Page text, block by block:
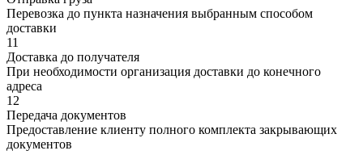
Перевозка до пункта назначения выбранным способом
доставки
11
Доставка до получателя
При необходимости организация доставки до конечного
адреса
12
Передача документов
Предоставление клиенту полного комплекта закрывающих
документов